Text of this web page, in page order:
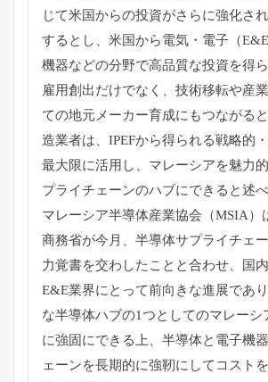
じて米国からの投資がさらに強化さ
するとし、米国から電気・電子（E&E
機器などの分野で高品質な投資を得ら
雇用創出だけでなく、 技術移転や産
ての地元メーカー育成にもつながると
造業者は、IPEFから得られる戦略的・
最大限に活用し、 マレーシアを魅力
プライチェーンのハブにできると述べ
マレーシア半導体産業協会（MSIA）
商務省が今月、 半導体サプライチェ
力覚書を交わしたことと合わせ 、国
E&E業界にとって前向きな進展であり
な半導体ハブの1つとしてのマレーシ
に強固にできる上、 半導体と電子機
ェーンを長期的に強靭にしてコスト